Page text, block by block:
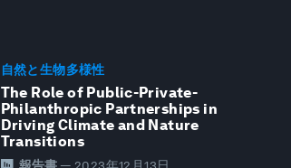
自然と生物多様性
The Role of Public-Private-
Philanthropic Partnerships in
Driving Climate and Nature
Transitions
報告書 — 2023年12月13日